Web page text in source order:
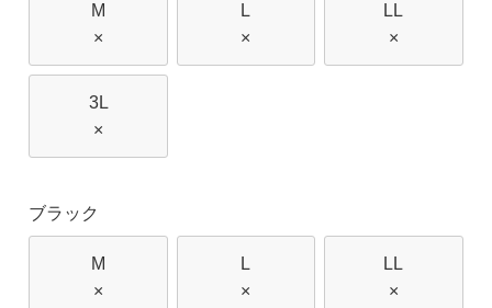
M
×
L
×
LL
×
3L
×
ブラック
M
×
L
×
LL
×